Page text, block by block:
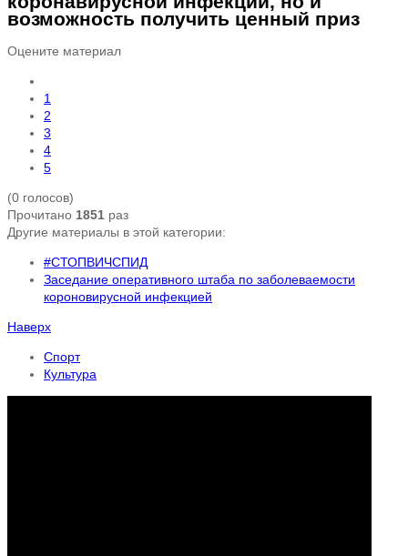
возможность получить ценный приз
Оцените материал
1
2
3
4
5
(0 голосов)
Прочитано 1851 раз
Другие материалы в этой категории:
#СТОПВИЧСПИД
Заседание оперативного штаба по заболеваемости
короновирусной инфекцией
Наверх
Спорт
Культура